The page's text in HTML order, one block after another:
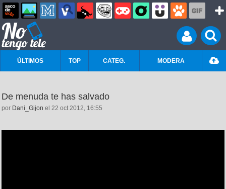
ÚLTIMOS TOP CATEG. MODERA
De menuda te has salvado
por Dani_Gijon el 22 oct 2012, 16:55